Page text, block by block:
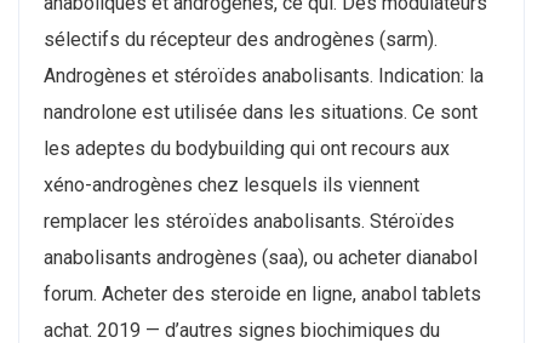
sélectifs du récepteur des androgènes (sarm).
Androgènes et stéroïdes anabolisants. Indication: la
nandrolone est utilisée dans les situations. Ce sont
les adeptes du bodybuilding qui ont recours aux
xéno-androgènes chez lesquels ils viennent
remplacer les stéroïdes anabolisants. Stéroïdes
anabolisants androgènes (saa), ou acheter dianabol
forum. Acheter des steroide en ligne, anabol tablets
achat. 2019 — d’autres signes biochimiques du